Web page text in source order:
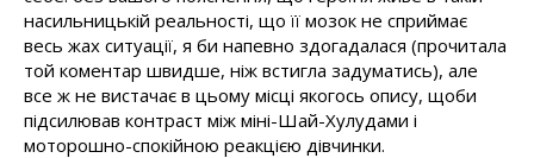
насильницькій реальності, що її мозок не сприймає
весь жах ситуації, я би напевно здогадалася (прочитала
той коментар швидше, ніж встигла задуматись), але
все ж не вистачає в цьому місці якогось опису, щоби
підсилював контраст між міні-Шай-Хулудами і
моторошно-спокійною реакцією дівчинки.